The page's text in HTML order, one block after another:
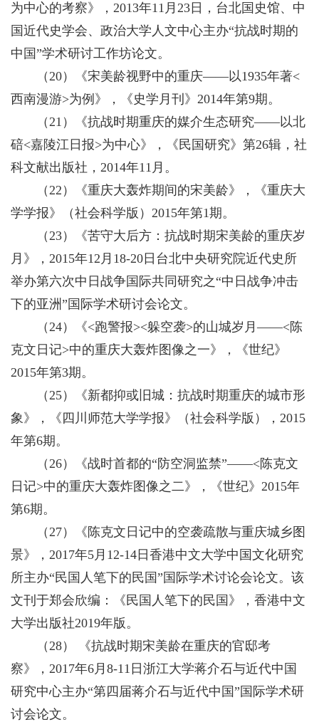
为中心的考察》，2013年11月23日，台北国史馆、中
国近代史学会、政治大学人文中心主办“抗战时期的
中国”学术研讨工作坊论文。
（20）《宋美龄视野中的重庆——以1935年著<
西南漫游>为例》，《史学月刊》2014年第9期。
（21）《抗战时期重庆的媒介生态研究——以北
碚<嘉陵江日报>为中心》，《民国研究》第26辑，社
科文献出版社，2014年11月。
（22）《重庆大轰炸期间的宋美龄》，《重庆大
学学报》（社会科学版）2015年第1期。
（23）《苦守大后方：抗战时期宋美龄的重庆岁
月》，2015年12月18-20日台北中央研究院近代史所
举办第六次中日战争国际共同研究之“中日战争冲击
下的亚洲”国际学术研讨会论文。
（24）《<跑警报><躲空袭>的山城岁月——<陈
克文日记>中的重庆大轰炸图像之一》，《世纪》
2015年第3期。
（25）《新都抑或旧城：抗战时期重庆的城市形
象》，《四川师范大学学报》（社会科学版），2015
年第6期。
（26）《战时首都的“防空洞监禁”——<陈克文
日记>中的重庆大轰炸图像之二》，《世纪》2015年
第6期。
（27）《陈克文日记中的空袭疏散与重庆城乡图
景》，2017年5月12-14日香港中文大学中国文化研究
所主办“民国人笔下的民国”国际学术讨论会论文。该
文刊于郑会欣编：《民国人笔下的民国》，香港中文
大学出版社2019年版。
（28） 《抗战时期宋美龄在重庆的官邸考
察》，2017年6月8-11日浙江大学蒋介石与近代中国
研究中心主办“第四届蒋介石与近代中国”国际学术研
讨会论文。